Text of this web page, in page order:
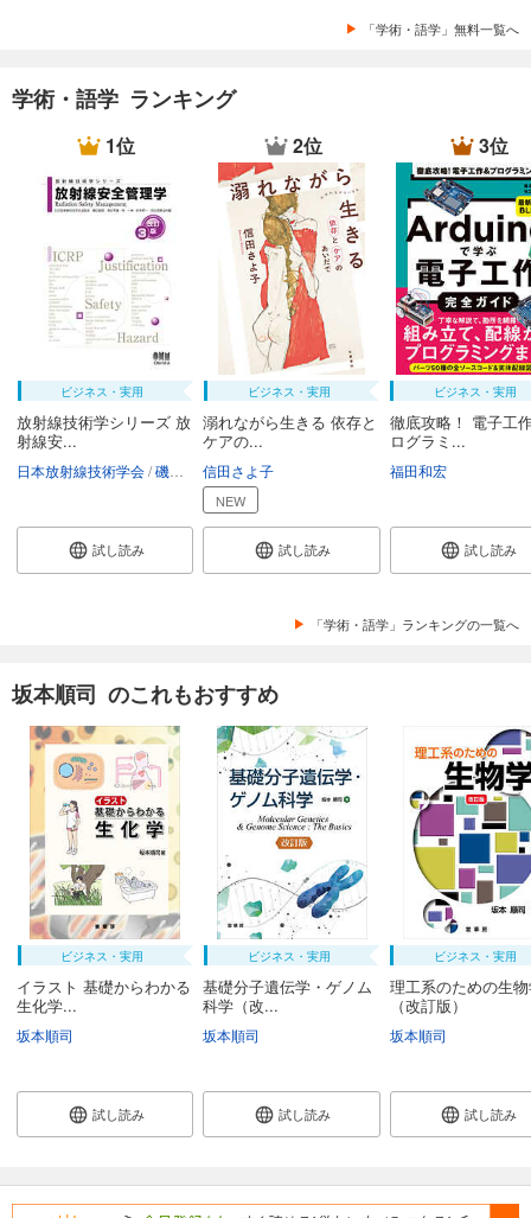
「学術・語学」無料一覧へ
学術・語学 ランキング
1位
ビジネス・実用
放射線技術学シリーズ 放
射線安...
日本放射線技術学会 磯辺智範 清水秀雄 鈴木昇一 西谷源展
試し読み
2位
ビジネス・実用
溺れながら生きる 依存と
ケアの...
信田さよ子
NEW
試し読み
3位
ビジネス・実用
徹底攻略！ 電子工
ログラミ...
福田和宏
試し読み
「学術・語学」ランキングの一覧へ
坂本順司 のこれもおすすめ
ビジネス・実用
イラスト 基礎からわかる
生化学...
坂本順司
試し読み
ビジネス・実用
基礎分子遺伝学・ゲノム
科学（改...
坂本順司
試し読み
ビジネス・実用
理工系のための生
（改訂版）
坂本順司
試し読み